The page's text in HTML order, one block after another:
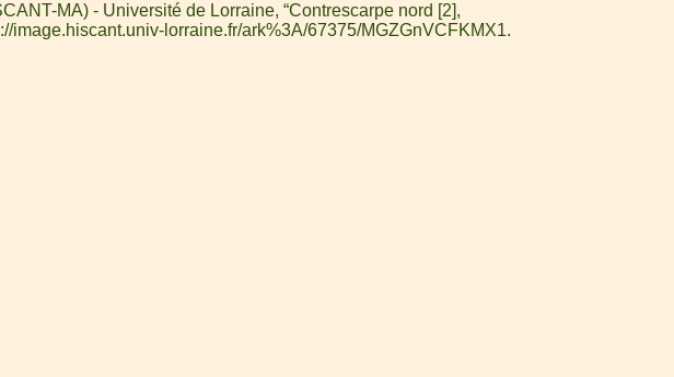
MA) - Université de Lorraine, “Contrescarpe nord [2],
image.hiscant.univ-lorraine.fr/ark%3A/67375/MGZGnVCFKMX1.